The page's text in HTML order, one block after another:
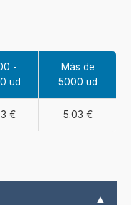
-
ud
Más de
5000 ud
€ 5.03 €
▲